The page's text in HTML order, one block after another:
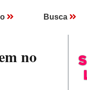
Busca
no